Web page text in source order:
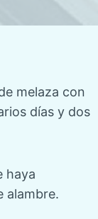
melaza con
días y dos
haya
alambre.